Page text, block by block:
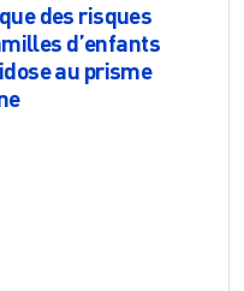
des risques
d’enfants
au prisme